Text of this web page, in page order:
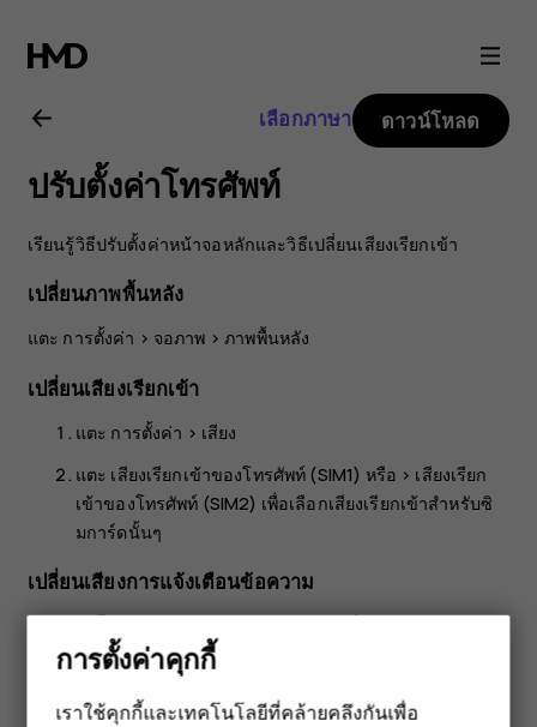
คู่มือ
ผู้
ใช้
Nokia
8.1
เลือกภาษา ดาวน์โหลด
ปรับตั้งค่าโทรศัพท์
เรียนรู้วิธีปรับตั้งค่าหน้าจอหลักและวิธีเปลี่ยนเสียงเรียกเข้า
เปลี่ยนภาพพื้นหลัง
แตะ การตั้งค่า > จอภาพ >ภาพพื้นหลัง
เปลี่ยนเสียงเรียกเข้า
แตะ การตั้งค่า > เสียง
แตะ เสียงเรียกเข้าของโทรศัพท์ (SIM1) หรือ > เสียงเรียก
เข้าของโทรศัพท์ (SIM2) เพื่อเลือกเสียงเรียกเข้าสำหรับซิ
มการ์ดนั้นๆ
เปลี่ยนเสียงการแจ้งเตือนข้อความ
การตั้งค่าคุกกี้
เราใช้คุกกี้และเทคโนโลยีที่คล้ายคลึงกันเพื่อ